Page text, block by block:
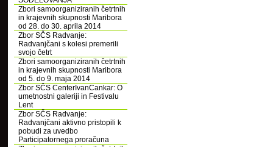
Zbori samoorganiziranih četrtnih
in krajevnih skupnosti Maribora
od 28. do 30. aprila 2014
Zbor SČS Radvanje:
Radvanjčani s kolesi premerili
svojo četrt
Zbori samoorganiziranih četrtnih
in krajevnih skupnosti Maribora
od 5. do 9. maja 2014
Zbor SČS CenterIvanCankar: O
umetnostni galeriji in Festivalu
Lent
Zbor SČS Radvanje:
Radvanjčani aktivno pristopili k
pobudi za uvedbo
Participatornega proračuna